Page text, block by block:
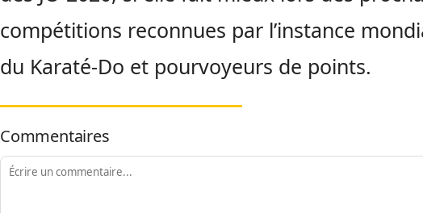
compétitions reconnues par l’instance
du Karaté-Do et pourvoyeurs de points.
Commentaires